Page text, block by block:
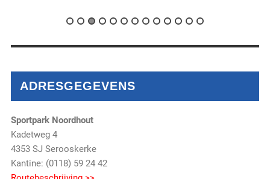
ADRESGEGEVENS
Sportpark Noordhout
Kadetweg 4
4353 SJ Serooskerke
Kantine: (0118) 59 24 42